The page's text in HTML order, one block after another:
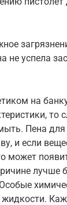
не успела
на
то
Пена
и если
может
лучше
жидкости.